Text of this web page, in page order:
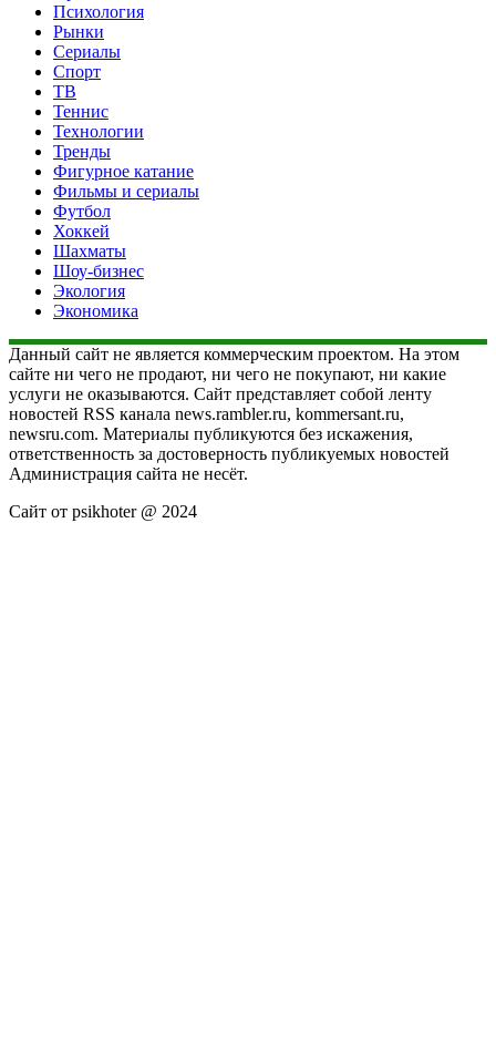
Психология
Рынки
Сериалы
Спорт
ТВ
Теннис
Технологии
Тренды
Фигурное катание
Фильмы и сериалы
Футбол
Хоккей
Шахматы
Шоу-бизнес
Экология
Экономика
Данный сайт не является коммерческим проектом. На этом
сайте ни чего не продают, ни чего не покупают, ни какие
услуги не оказываются. Сайт представляет собой ленту
новостей RSS канала news.rambler.ru, kommersant.ru,
newsru.com. Материалы публикуются без искажения,
ответственность за достоверность публикуемых новостей
Администрация сайта не несёт.
Сайт от psikhoter @ 2024